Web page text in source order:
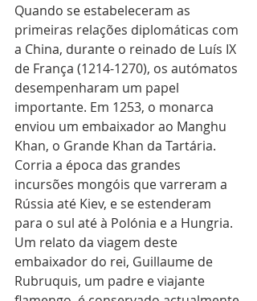
Quando se estabeleceram as
primeiras relações diplomáticas com
a China, durante o reinado de Luís IX
de França (1214-1270), os autómatos
desempenharam um papel
importante. Em 1253, o monarca
enviou um embaixador ao Manghu
Khan, o Grande Khan da Tartária.
Corria a época das grandes
incursões mongóis que varreram a
Rússia até Kiev, e se estenderam
para o sul até à Polónia e a Hungria.
Um relato da viagem deste
embaixador do rei, Guillaume de
Rubruquis, um padre e viajante